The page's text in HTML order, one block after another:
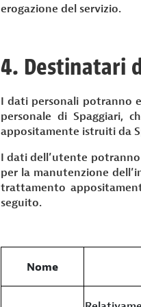
erogazione del servizio.
4. Destinatari
I dati personali potranno
personale di Spaggiari,
appositamente istruiti da
I dati dell’utente
per la manutenzione
trattamento
seguito.
Nome